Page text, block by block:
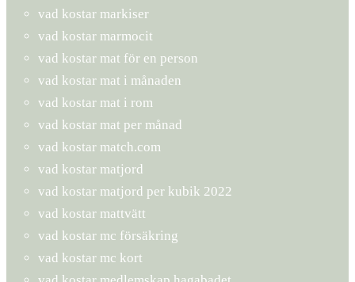
vad kostar markiser
vad kostar marmocit
vad kostar mat för en person
vad kostar mat i månaden
vad kostar mat i rom
vad kostar mat per månad
vad kostar match.com
vad kostar matjord
vad kostar matjord per kubik 2022
vad kostar mattvätt
vad kostar mc försäkring
vad kostar mc kort